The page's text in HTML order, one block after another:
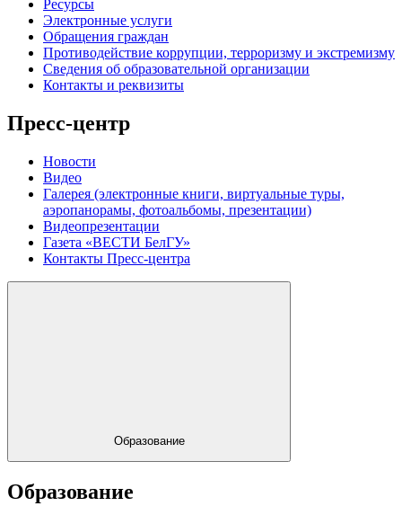
Ресурсы
Электронные услуги
Обращения граждан
Противодействие коррупции, терроризму и экстремизму
Сведения об образовательной организации
Контакты и реквизиты
Пресс-центр
Новости
Видео
Галерея (электронные книги, виртуальные туры,
аэропанорамы, фотоальбомы, презентации)
Видеопрезентации
Газета «ВЕСТИ БелГУ»
Контакты Пресс-центра
Образование
Образование